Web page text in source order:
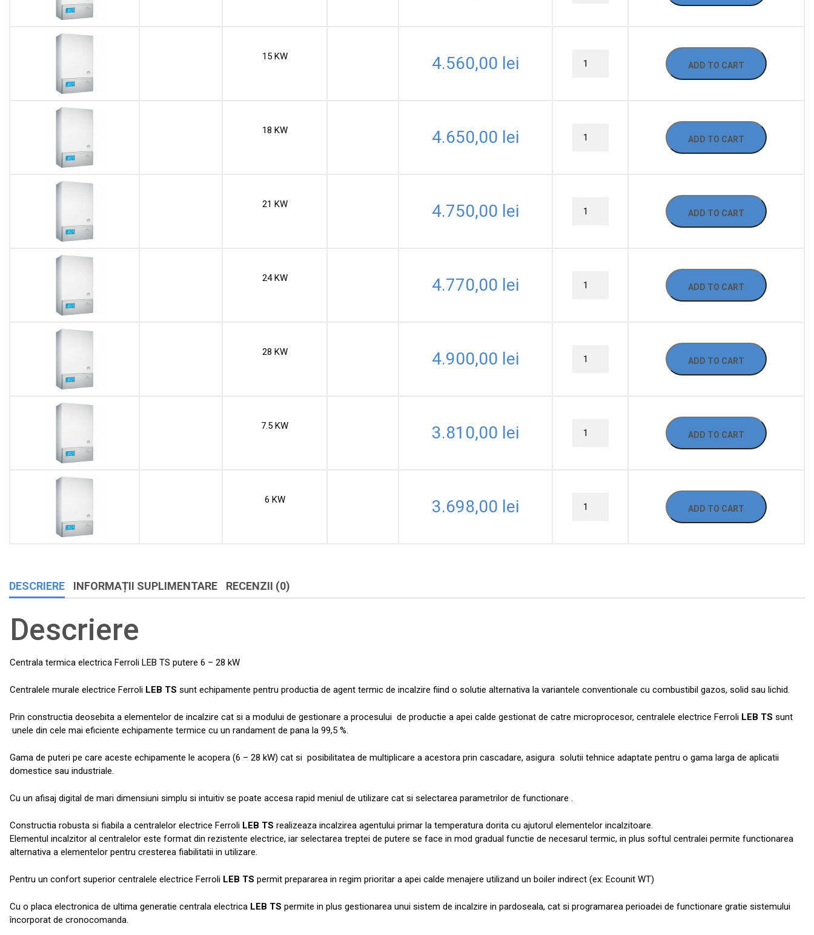
15 KW 4.560,00 lei ADD TO CART
18 KW 4.650,00 lei ADD TO CART
21 KW 4.750,00 lei ADD TO CART
24 KW 4.770,00 lei ADD TO CART
28 KW 4.900,00 lei ADD TO CART
7.5 KW 3.810,00 lei ADD TO CART
6 KW 3.698,00 lei ADD TO CART
DESCRIERE INFORMAȚII SUPLIMENTARE RECENZII (0)
Descriere
Centrala termica electrica Ferroli LEB TS putere 6 – 28 kW
Centralele murale electrice Ferroli LEB TS sunt echipamente pentru productia de agent termic de incalzire fiind o solutie alternativa la variantele conventionale cu combustibil gazos, solid sau lichid.
Prin constructia deosebita a elementelor de incalzire cat si a modului de gestionare a procesului de productie a apei calde gestionat de catre microprocesor, centralele electrice Ferroli LEB TS sunt
unele din cele mai eficiente echipamente termice cu un randament de pana la 99,5 %.
Gama de puteri pe care aceste echipamente le acopera (6 – 28 kW) cat si posibilitatea de multiplicare a acestora prin cascadare, asigura solutii tehnice adaptate pentru o gama larga de aplicatii
domestice sau industriale.
Cu un afisaj digital de mari dimensiuni simplu si intuitiv se poate accesa rapid meniul de utilizare cat si selectarea parametrilor de functionare .
Constructia robusta si fiabila a centralelor electrice Ferroli LEB TS realizeaza incalzirea agentului primar la temperatura dorita cu ajutorul elementelor incalzitoare.
Elementul incalzitor al centralelor este format din rezistente electrice, iar selectarea treptei de putere se face in mod gradual functie de necesarul termic, in plus softul centralei permite functionarea
alternativa a elementelor pentru cresterea fiabilitatii in utilizare.
Pentru un confort superior centralele electrice Ferroli LEB TS permit prepararea in regim prioritar a apei calde menajere utilizand un boiler indirect (ex: Ecounit WT)
Cu o placa electronica de ultima generatie centrala electrica LEB TS permite in plus gestionarea unui sistem de incalzire in pardoseala, cat si programarea perioadei de functionare gratie sistemului
încorporat de cronocomanda.